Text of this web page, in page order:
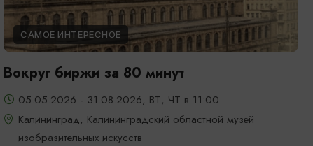
САМОЕ ИНТЕРЕСНОЕ
Вокруг биржи за 80 минут
05.05.2026 - 31.08.2026, ВТ, ЧТ в 11:00
Калининград, Калининградский областной музей
изобразительных искусств